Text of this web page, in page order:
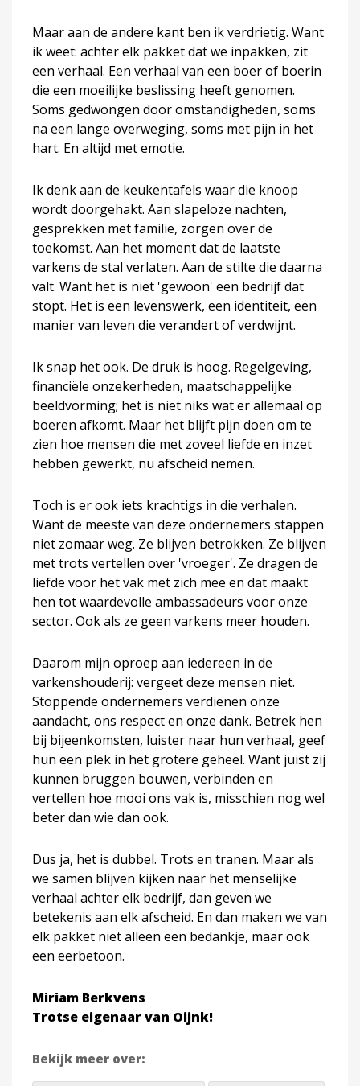
Maar aan de andere kant ben ik verdrietig. Want
ik weet: achter elk pakket dat we inpakken, zit
een verhaal. Een verhaal van een boer of boerin
die een moeilijke beslissing heeft genomen.
Soms gedwongen door omstandigheden, soms
na een lange overweging, soms met pijn in het
hart. En altijd met emotie.
Ik denk aan de keukentafels waar die knoop
wordt doorgehakt. Aan slapeloze nachten,
gesprekken met familie, zorgen over de
toekomst. Aan het moment dat de laatste
varkens de stal verlaten. Aan de stilte die daarna
valt. Want het is niet 'gewoon' een bedrijf dat
stopt. Het is een levenswerk, een identiteit, een
manier van leven die verandert of verdwijnt.
Ik snap het ook. De druk is hoog. Regelgeving,
financiële onzekerheden, maatschappelijke
beeldvorming; het is niet niks wat er allemaal op
boeren afkomt. Maar het blijft pijn doen om te
zien hoe mensen die met zoveel liefde en inzet
hebben gewerkt, nu afscheid nemen.
Toch is er ook iets krachtigs in die verhalen.
Want de meeste van deze ondernemers stappen
niet zomaar weg. Ze blijven betrokken. Ze blijven
met trots vertellen over 'vroeger'. Ze dragen de
liefde voor het vak met zich mee en dat maakt
hen tot waardevolle ambassadeurs voor onze
sector. Ook als ze geen varkens meer houden.
Daarom mijn oproep aan iedereen in de
varkenshouderij: vergeet deze mensen niet.
Stoppende ondernemers verdienen onze
aandacht, ons respect en onze dank. Betrek hen
bij bijeenkomsten, luister naar hun verhaal, geef
hun een plek in het grotere geheel. Want juist zij
kunnen bruggen bouwen, verbinden en
vertellen hoe mooi ons vak is, misschien nog wel
beter dan wie dan ook.
Dus ja, het is dubbel. Trots en tranen. Maar als
we samen blijven kijken naar het menselijke
verhaal achter elk bedrijf, dan geven we
betekenis aan elk afscheid. En dan maken we van
elk pakket niet alleen een bedankje, maar ook
een eerbetoon.
Miriam Berkvens
Trotse eigenaar van Oijnk!
Bekijk meer over: